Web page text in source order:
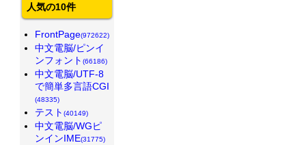
人気の10件
FrontPage(972622)
中文電脳/ピンイ
ンフォント (66186)
中文電脳/UTF-8
で簡単多言語CGI
(48335)
テスト (40149)
中文電脳/WGピ
ンインIME(31775)